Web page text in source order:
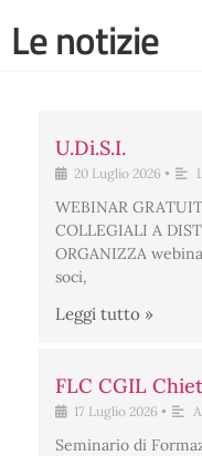
Le notizie
U.Di.S.I.
20 Luglio 2026 •
WEBINAR
COLLEGIALI A
ORGANIZZA
soci,
Leggi tutto »
FLC CGIL
17 Luglio 2026 •
Seminario di